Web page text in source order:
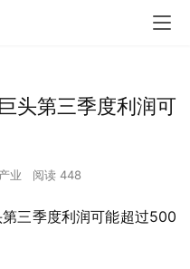
头第三季度利润可
产业 阅读 448
三季度利润可能超过500